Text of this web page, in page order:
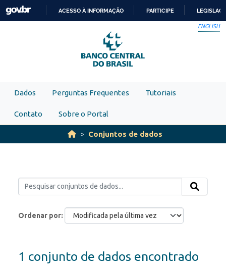
Skip to main content
PARA
O
CONTEÚDO
ACESSO À INFORMAÇÃO PARTICIPE
ENGLISH
Dados Perguntas Frequentes Tutoriais
Contato Sobre o Portal
Conjuntos de dados
Ordenar por
1 conjunto de dados encontrado